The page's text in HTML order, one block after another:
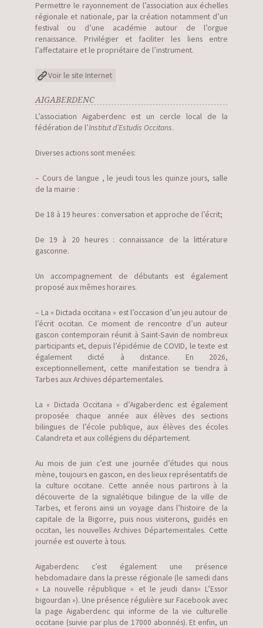
Permettre le rayonnement de l’association aux échelles
régionale et nationale, par la création notamment d’un
festival ou d’une académie autour de l’orgue
renaissance. Privilégier et faciliter les liens entre
l’affectataire et le propriétaire de l’instrument.
Voir le site Internet
AIGABERDENC
L’association Aigaberdenc est un cercle local de la
fédération de l’Institut d’Estudis Occitans.
Diverses actions sont menées:
– Cours de langue , le jeudi tous les quinze jours, salle
de la mairie :
De 18 à 19 heures : conversation et approche de l’écrit;
De 19 à 20 heures : connaissance de la littérature
gasconne.
Un accompagnement de débutants est également
proposé aux mêmes horaires.
– La « Dictada occitana » est l’occasion d’un jeu autour de
l’écrit occitan. Ce moment de rencontre d’un auteur
gascon contemporain réunit à Saint-Savin de nombreux
participants et, depuis l’épidémie de COVID, le texte est
également dicté à distance. En 2026,
exceptionnellement, cette manifestation se tiendra à
Tarbes aux Archives départementales.
La « Dictada Occitana » d’Aigaberdenc est également
proposée chaque année aux élèves des sections
bilingues de l’école publique, aux élèves des écoles
Calandreta et aux collégiens du département.
Au mois de juin c’est une journée d’études qui nous
mène, toujours en gascon, en des lieux représentatifs de
la culture occitane. Cette année nous partirons à la
découverte de la signalétique bilingue de la ville de
Tarbes, et ferons ainsi un voyage dans l’histoire de la
capitale de la Bigorre, puis nous visiterons, guidés en
occitan, les nouvelles Archives Départementales. Cette
journée est ouverte à tous.
Aigaberdenc c’est également une présence
hebdomadaire dans la presse régionale (le samedi dans
« La nouvelle république » et le jeudi dans« L’Essor
bigourdan »). Une présence régulière sur Facebook avec
la page Aigaberdenc qui informe de la vie culturelle
occitane (suivie par plus de 17000 abonnés). Et enfin, un